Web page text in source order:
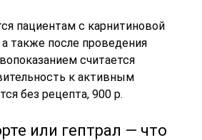
пациентам с карнитиновой
также после проведения
считается
к активным
без рецепта, 900 р.
или гептрал — что